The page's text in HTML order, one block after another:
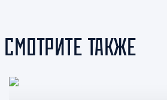
СМОТРИТЕ ТАКЖЕ